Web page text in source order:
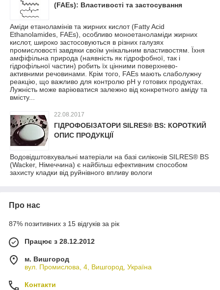
(FAEs): Властивості та застосування
Аміди етаноламінів та жирних кислот (Fatty Acid
Ethanolamides, FAEs), особливо моноетаноламіди жирних
кислот, широко застосовуються в різних галузях
промисловості завдяки своїм унікальним властивостям. Їхня
амфіфільна природа (наявність як гідрофобної, так і
гідрофільної частин) робить їх цінними поверхнево-
активними речовинами. Крім того, FAEs мають слаболужну
реакцію, що важливо для контролю pH у готових продуктах.
Лужність може варіюватися залежно від конкретного аміду та
вмісту...
22.08.2017
ГІДРОФОБІЗАТОРИ SILRES® BS: КОРОТКИЙ
ОПИС ПРОДУКЦІЇ
Водовідштовхувальні матеріали на базі силіконів SILRES® BS
(Wacker, Німеччина) є найбільш ефективним способом
захисту кладки від руйнівного впливу вологи
Про нас
87% позитивних з 15 відгуків за рік
Працює з 28.12.2012
м. Вишгород
вул. Промислова, 4, Вишгород, Україна
Контакти